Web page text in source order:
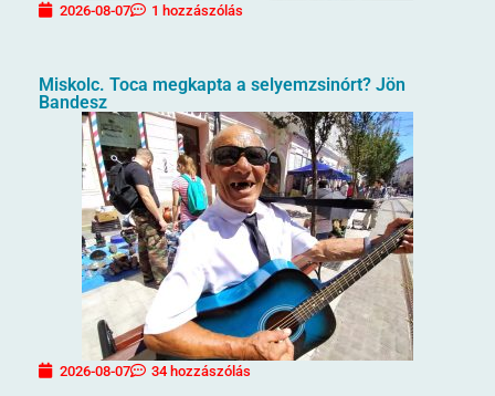
2026-08-07 1 hozzászólás
Miskolc. Toca megkapta a selyemzsinórt? Jön
Bandesz
2026-08-07 34 hozzászólás